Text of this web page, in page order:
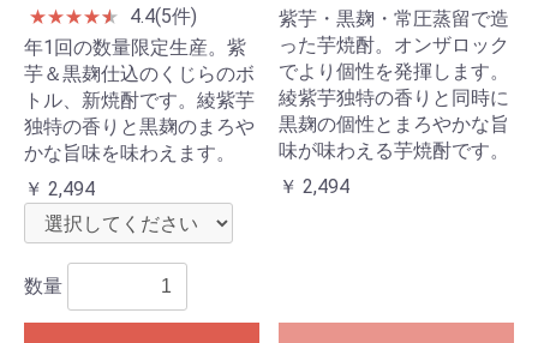
★★★★★
★
4.4(5件)
年1回の数量限定生産。紫
芋＆黒麹仕込のくじらのボ
トル、新焼酎です。綾紫芋
独特の香りと黒麹のまろや
かな旨味を味わえます。
￥ 2,494
数量
紫芋・黒麹・常圧蒸留で造
った芋焼酎。オンザロック
でより個性を発揮します。
綾紫芋独特の香りと同時に
黒麹の個性とまろやかな旨
味が味わえる芋焼酎です。
￥ 2,494